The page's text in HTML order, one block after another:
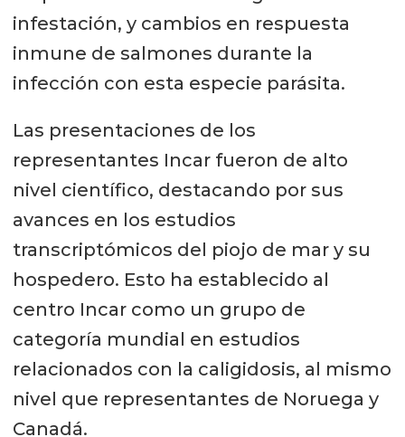
infestación, y cambios en respuesta
inmune de salmones durante la
infección con esta especie parásita.
Las presentaciones de los
representantes Incar fueron de alto
nivel científico, destacando por sus
avances en los estudios
transcriptómicos del piojo de mar y su
hospedero. Esto ha establecido al
centro Incar como un grupo de
categoría mundial en estudios
relacionados con la caligidosis, al mismo
nivel que representantes de Noruega y
Canadá.